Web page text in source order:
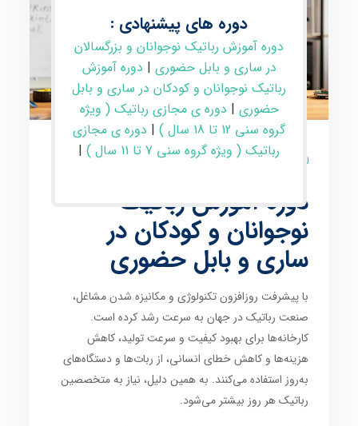
دوره آموزش رباتیک
نوجوانان و کودکان در
ساری و بابل حضوری
با پیشرفت روزافزونتکنولوژی ومکانیزه شدن مشاغل،
صنعت رباتیکدر جهان به سرعت رشد کرده است.
کارخانه‌ها برای بهبود کیفیت و سرعت تولید،کاهش
هزینه‌ها وکاهش خطای انسانی، از ربات‌ها ودستگاه‌های
به‌روز استفاده می‌کنند. به همین دلیل، نیاز به متخصصین
رباتیکهر روز بیشتر می‌شود.
دوره های پیشنهادی :
دوره آموزش رباتیک نوجوانان و بزرگسالان
در ساری و بابل حضوری | دوره آموزش
رباتیک نوجوانان و کودکان در ساری و بابل
حضوری | دوره ی مجازی رباتیک ( ویژه
گروه سنی 12 تا 18 سال )
| دوره ی مجازی
رباتیک ( ویژه گروه سنی 7 تا 11 سال )
|